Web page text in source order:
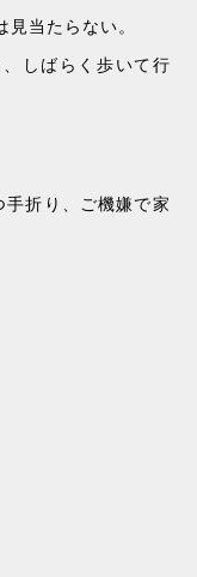
当たらない。
しばらく歩いて行
折り、ご機嫌で家